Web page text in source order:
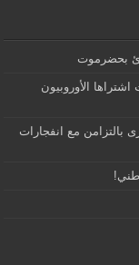
بحضرموت
الأوروبيون
مع انفجارات